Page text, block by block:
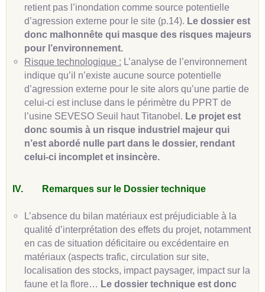
retient pas l’inondation comme source potentielle
d’agression externe pour le site (p.14). Le dossier est
donc malhonnête qui masque des risques majeurs
pour l’environnement.
Risque technologique : L’analyse de l’environnement
indique qu’il n’existe aucune source potentielle
d’agression externe pour le site alors qu’une partie de
celui-ci est incluse dans le périmètre du PPRT de
l’usine SEVESO Seuil haut Titanobel. Le projet est
donc soumis à un risque industriel majeur qui
n’est abordé nulle part dans le dossier, rendant
celui-ci incomplet et insincère.
IV. Remarques sur le Dossier technique
L’absence du bilan matériaux est préjudiciable à la
qualité d’interprétation des effets du projet, notamment
en cas de situation déficitaire ou excédentaire en
matériaux (aspects trafic, circulation sur site,
localisation des stocks, impact paysager, impact sur la
faune et la flore… Le dossier technique est donc